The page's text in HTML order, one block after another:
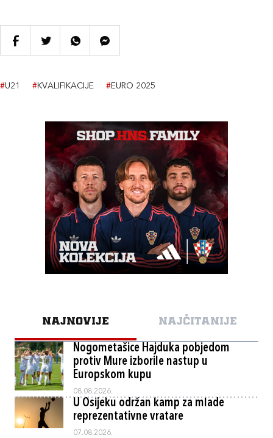
#U21 #KVALIFIKACIJE #EURO 2025
NAJNOVIJE NAJČITANIJE
Nogometašice Hajduka pobjedom
protiv Mure izborile nastup u
Europskom kupu
08.08.2026.
U Osijeku održan kamp za mlade
reprezentativne vratare
07.08.2026.